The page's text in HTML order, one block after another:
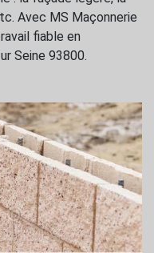
Avec MS Maçonnerie
fiable en
Seine 93800.